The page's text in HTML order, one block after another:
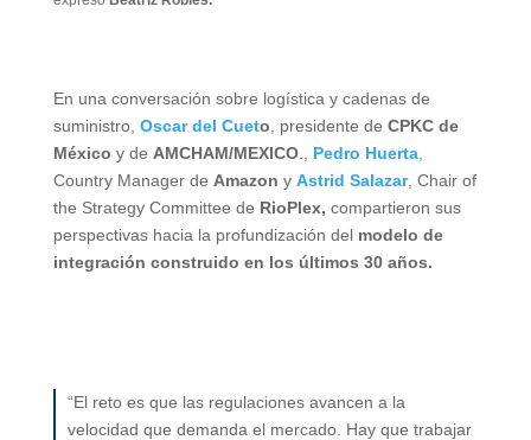
En una conversación sobre logística y cadenas de
suministro, Oscar del Cueto , presidente de CPKC de
México y de AMCHAM/MEXICO., Pedro Huerta,
Country Manager de Amazon y Astrid Salazar, Chair of
the Strategy Committee de RioPlex, compartieron sus
perspectivas hacia la profundización del modelo de
integración construido en los últimos 30 años.
“El reto es que las regulaciones avancen a la
velocidad que demanda el mercado. Hay que trabajar